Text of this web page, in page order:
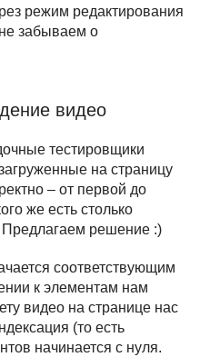
режим редактирования
забываем о
видео
тестировщики
на страницу
– от первой до
же есть столько
решение :)
соответствующим
к элементам нам
видео на странице нас
(то есть
начинается с нуля.